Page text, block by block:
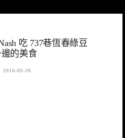
吃 737巷恆春綠豆
的美食
2016-05-26